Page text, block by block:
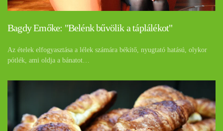
Bagdy Emőke: "Belénk bűvölik a táplálékot"
Az ételek elfogyasztása a lélek számára békítő, nyugtató hatású, olykor
pótlék, ami oldja a bánatot…